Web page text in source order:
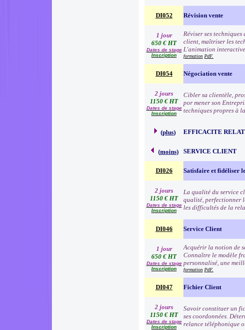
DI052 Révision vente
1 jour
650 € HT
Dates de stage
Inscription
Réviser ses
client, maîtriser les
L'animation
formation PdF.
DI054 Négociation vente
2 jours
1150 € HT
Dates de stage
Inscription
Cibler sa clientèle,
por mener son
techniques propres à
(plus) EFFICACITE
(moins) SERVICE CLIENT
DI026 Satisfaire et fidéliser
2 jours
1150 € HT
Dates de stage
Inscription
La qualité du service
qualité, perfectionner
les difficultés de la
DI046 Service Client
1 jour
650 € HT
Dates de stage
Inscription
Acquérir la notion de
Connaître le modèle
personnalisé, une
formation PdF.
DI047 Fichier Client
2 jours
1150 € HT
Dates de stage
Inscription
Savoir constituer un
ses coordonnées.
relance téléphonique